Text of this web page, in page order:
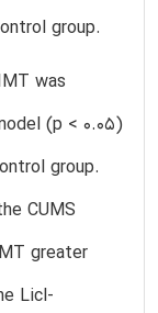
group.
was
(p < 0.05)
group.
CUMS
greater
Licl-